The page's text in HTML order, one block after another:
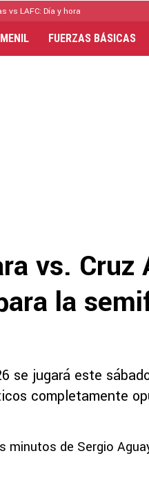
vs LAFC: Día y hora
FUERZAS BÁSICAS
vs. Cruz
la
se jugará este
completamente
de Sergio